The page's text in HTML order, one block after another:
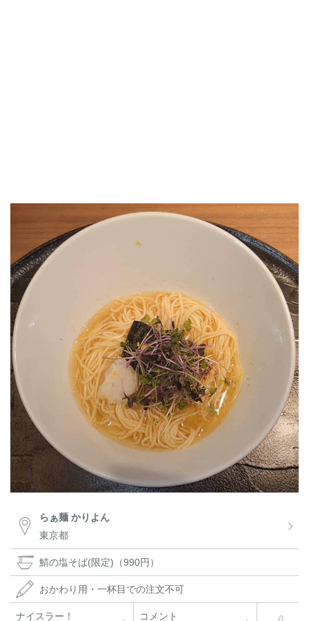
らぁ麺 かりよん
東京都
鯖の塩そば(限定)（990円）
おかわり用・一杯目での注文不可
ナイスラー！ コメント